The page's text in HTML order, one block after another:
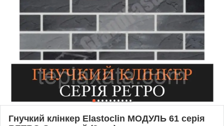
Гнучкий клінкер Elastoclin МОДУЛЬ 61 серія